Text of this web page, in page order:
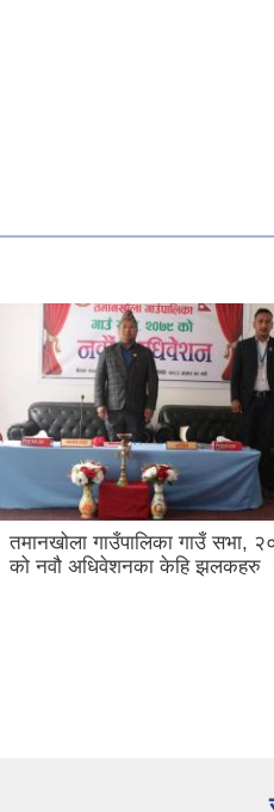
तमानखोला गाउँपालिका गाउँ सभा,
को नवौ अधिवेशनका केहि झलकहरु